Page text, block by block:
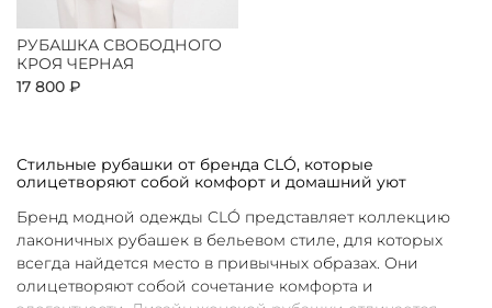
РУБАШКА СВОБОДНОГО
КРОЯ ЧЕРНАЯ
17 800 ₽
Стильные рубашки от бренда CLÓ, которые
олицетворяют собой комфорт и домашний уют
Бренд модной одежды CLÓ представляет коллекцию
лаконичных рубашек в бельевом стиле, для которых
всегда найдется место в привычных образах. Они
олицетворяют собой сочетание комфорта и